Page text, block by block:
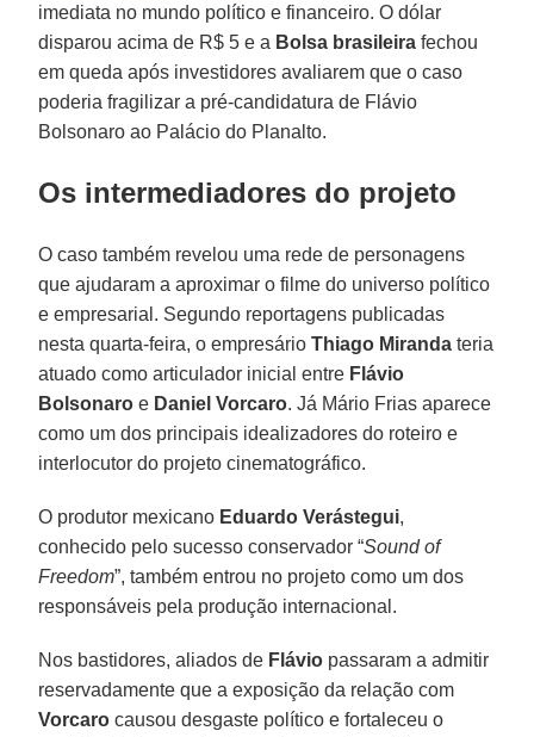
imediata no mundo político e financeiro. O dólar
disparou acima de R$ 5 e a Bolsa brasileira fechou
em queda após investidores avaliarem que o caso
poderia fragilizar a pré-candidatura de Flávio
Bolsonaro ao Palácio do Planalto.
Os intermediadores do projeto
O caso também revelou uma rede de personagens
que ajudaram a aproximar o filme do universo político
e empresarial. Segundo reportagens publicadas
nesta quarta-feira, o empresário Thiago Miranda teria
atuado como articulador inicial entre Flávio
Bolsonaro e Daniel Vorcaro. Já Mário Frias aparece
como um dos principais idealizadores do roteiro e
interlocutor do projeto cinematográfico.
O produtor mexicano Eduardo Verástegui,
conhecido pelo sucesso conservador “Sound of
Freedom”, também entrou no projeto como um dos
responsáveis pela produção internacional.
Nos bastidores, aliados de Flávio passaram a admitir
reservadamente que a exposição da relação com
Vorcaro causou desgaste político e fortaleceu o